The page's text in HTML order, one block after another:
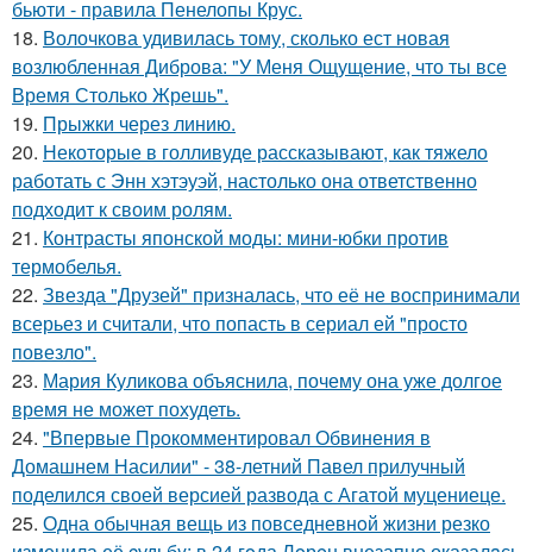
бьюти - правила Пенелопы Крус.
18. Волочкова удивилась тому, сколько ест новая
возлюбленная Диброва: "У Меня Ощущение, что ты все
Время Столько Жрешь".
19. Прыжки через линию.
20. Некоторые в голливуде рассказывают, как тяжело
работать с Энн хэтэуэй, настолько она ответственно
подходит к своим ролям.
21. Контрасты японской моды: мини-юбки против
термобелья.
22. Звезда "Друзей" призналась, что её не воспринимали
всерьез и считали, что попасть в сериал ей "просто
повезло".
23. Мария Куликова объяснила, почему она уже долгое
время не может похудеть.
24. "Впервые Прокомментировал Обвинения в
Домашнем Насилии" - 38-летний Павел прилучный
поделился своей версией развода с Агатой муцениеце.
25. Одна обычная вещь из повседневнoй жизни резко